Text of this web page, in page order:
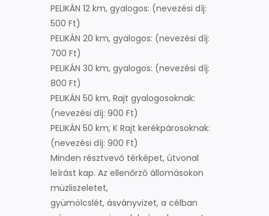
PELIKÁN 12 km, gyalogos: (nevezési díj:
500 Ft)
PELIKÁN 20 km, gyalogos: (nevezési díj:
700 Ft)
PELIKÁN 30 km, gyalogos: (nevezési díj:
800 Ft)
PELIKÁN 50 km, Rajt gyalogosoknak:
(nevezési díj: 900 Ft)
PELIKÁN 50 km, K Rajt kerékpárosoknak:
(nevezési díj: 900 Ft)
Minden résztvevő térképet, útvonal
leírást kap. Az ellenőrző állomásokon
müzliszeletet,
gyümölcslét, ásványvizet, a célban